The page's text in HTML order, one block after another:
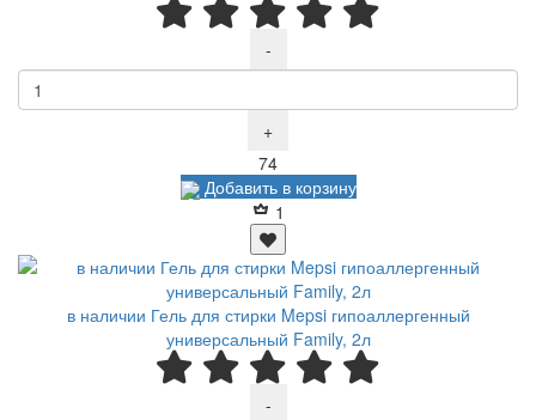
-
+
74Р
Добавить в корзину
1
в наличии Гель для стирки Mepsi гипоаллергенный
универсальный Family, 2л
-